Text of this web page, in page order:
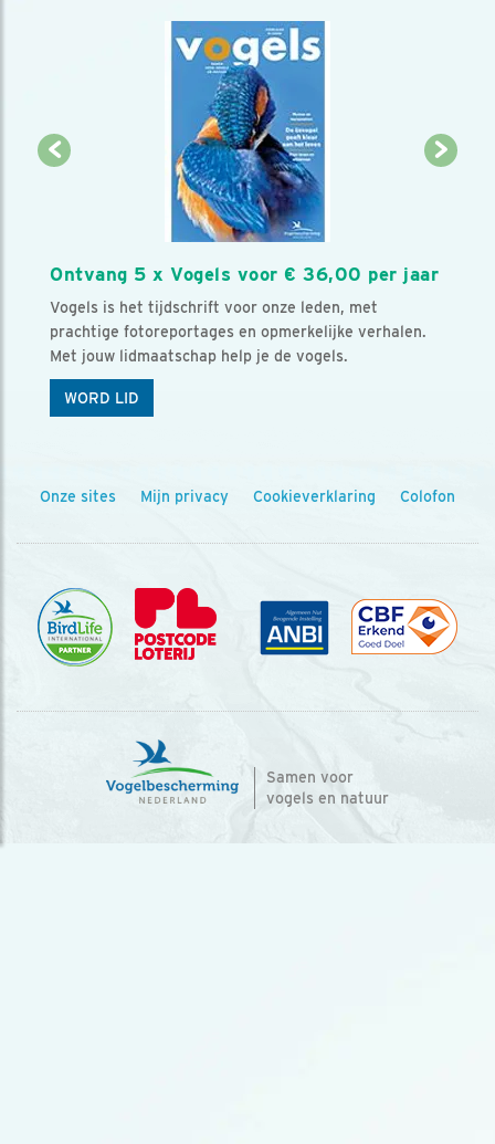
Ontvang 5 x Vogels voor € 36,00 per jaar
Vogels is het tijdschrift voor onze leden, met
prachtige fotoreportages en opmerkelijke verhalen.
Met jouw lidmaatschap help je de vogels.
WORD LID
Onze sites Mijn privacy Cookieverklaring Colofon
Samen voor
vogels en natuur